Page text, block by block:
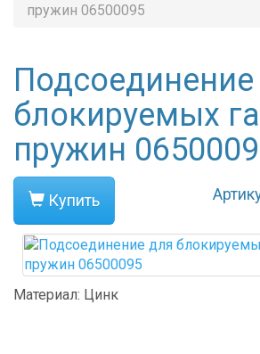
пружин 06500095
блокируемых
пружин
Купить
Материал: Цинк